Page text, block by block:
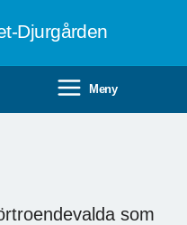
Djurgården
Meny
som